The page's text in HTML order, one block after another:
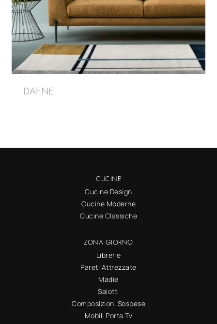
DAFNE
CUCINE
Cucine Design
Cucine Moderne
Cucine Classiche
ZONA GIORNO
Librerie
Pareti Attrezzate
Madie
Salotti
Composizioni Sospese
Mobili Porta Tv